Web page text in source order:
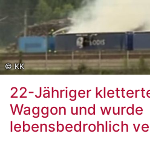
🌲 Waldexkursion im
Liebfahrt
Das Regionalmanagement
mit solchen Projekten aktiv
Region – durch
Schaffung von
💚 Ein starkes Zeichen für
und Artenvielfalt in der
© KK
22-Jähriger
Waggon und wurde
lebensbedrohlich